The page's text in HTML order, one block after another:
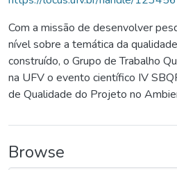
Com a missão de desenvolver
nível sobre a temática da
construído, o Grupo de Trabalho
na UFV o evento científico IV
de Qualidade do Projeto no
Browse